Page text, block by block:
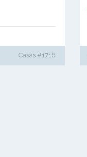
Casas #1716